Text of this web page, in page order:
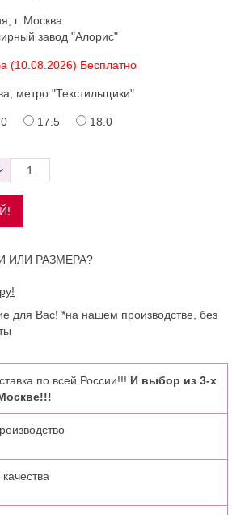
г. Москва
завод "Алорис"
(10.08.2026) Бесплатно
метро "Текстильщики"
17.5 18.0
ИЛИ РАЗМЕРА?
для Вас! *на нашем производстве, без
по всей России!!! И выбор из 3-х